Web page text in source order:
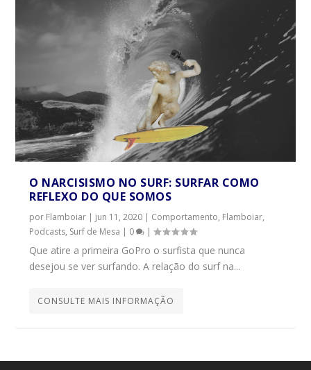
O NARCISISMO NO SURF: SURFAR COMO
REFLEXO DO QUE SOMOS
por Flamboiar | jun 11, 2020 | Comportamento, Flamboiar,
Podcasts, Surf de Mesa | 0 |
Que atire a primeira GoPro o surfista que nunca
desejou se ver surfando. A relação do surf na...
CONSULTE MAIS INFORMAÇÃO